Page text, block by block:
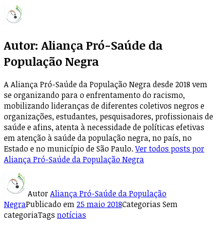
Autor: Aliança Pró-Saúde da
População Negra
A Aliança Pró-Saúde da População Negra desde 2018 vem
se organizando para o enfrentamento do racismo,
mobilizando lideranças de diferentes coletivos negros e
organizações, estudantes, pesquisadores, profissionais de
saúde e afins, atenta à necessidade de políticas efetivas
em atenção à saúde da população negra, no país, no
Estado e no município de São Paulo.Ver todos posts por
Aliança Pró-Saúde da População Negra
AutorAliança Pró-Saúde da População
NegraPublicado em 25 maio 2018Categorias Sem
categoriaTags notícias